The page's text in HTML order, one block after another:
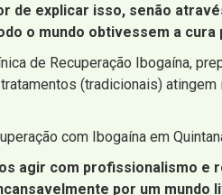
de explicar isso, senão
o mundo obtivessem a
de Recuperação Ibogaína,
(tradicionais)
com Ibogaína em
agir com profissionalismo e
por um mundo